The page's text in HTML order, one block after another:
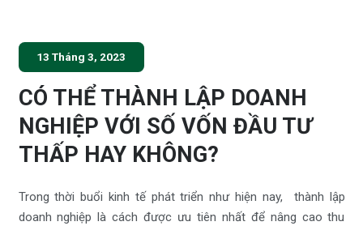
13 Tháng 3, 2023
CÓ THỂ THÀNH LẬP DOANH
NGHIỆP VỚI SỐ VỐN ĐẦU TƯ
THẤP HAY KHÔNG?
Trong thời buổi kinh tế phát triển như hiện nay, thành lập
doanh nghiệp là cách được ưu tiên nhất để nâng cao thu